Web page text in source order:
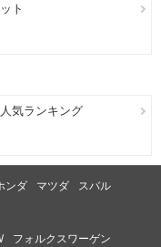
ト
気ランキング
ンダ マツダ
スバル
フォルクスワーゲン